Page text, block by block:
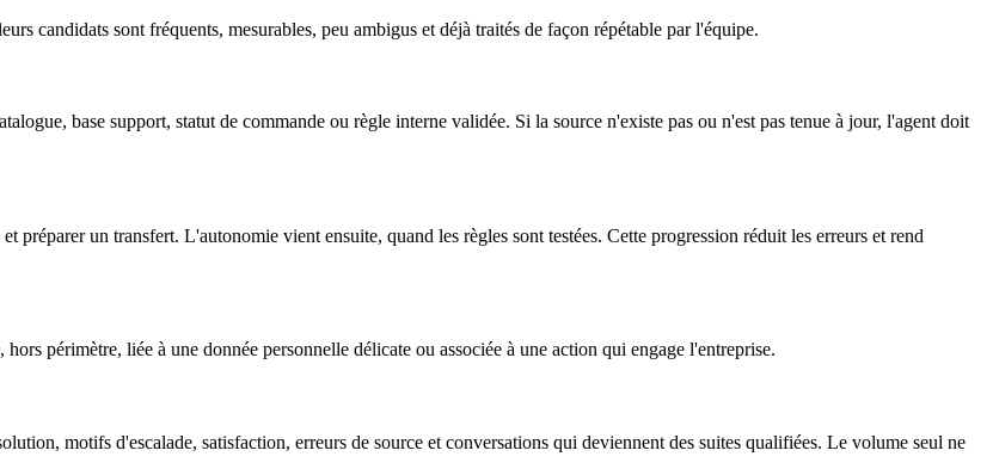
candidats sont fréquents, mesurables, peu ambigus et déjà traités de façon répétable par l'équipe.
base support, statut de commande ou règle interne validée. Si la source n'existe pas ou n'est pas tenue à jour, l'agent doit
préparer un transfert. L'autonomie vient ensuite, quand les règles sont testées. Cette progression réduit les erreurs et rend
périmètre, liée à une donnée personnelle délicate ou associée à une action qui engage l'entreprise.
motifs d'escalade, satisfaction, erreurs de source et conversations qui deviennent des suites qualifiées. Le volume seul ne